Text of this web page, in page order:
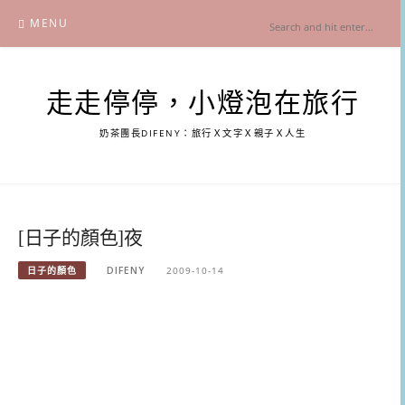
content
MENU
走走停停，小燈泡在旅行
奶茶團長DIFENY：旅行Ｘ文字Ｘ親子Ｘ人生
[日子的顏色]夜
日子的顏色 DIFENY 2009-10-14